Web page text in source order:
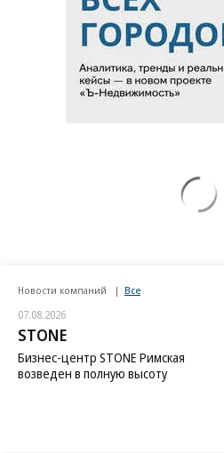
Новости компаний Все
07.08.2026
STONE
Бизнес-центр STONE Римская
возведен в полную высоту